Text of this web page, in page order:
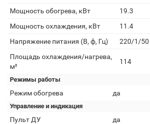
Мощность обогрева, кВт
19.3
Мощность охлаждения, кВт
11.4
Напряжение питания (В, ф, Гц)
220/1/50
Площадь охлаждения/нагрева,
м²
114
Режимы работы
Режим обогрева да
Управление и индикация
Пульт ДУ да